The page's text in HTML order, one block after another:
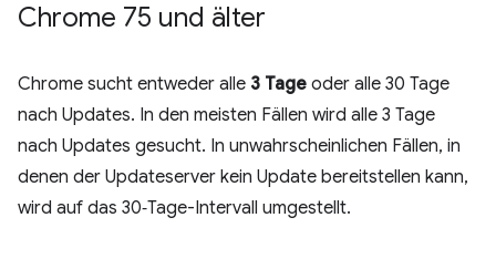
Chrome 75 und älter
Chrome sucht entweder alle 3 Tage oder alle 30 Tage
nach Updates. In den meisten Fällen wird alle 3 Tage
nach Updates gesucht. In unwahrscheinlichen Fällen, in
denen der Updateserver kein Update bereitstellen kann,
wird auf das 30‑Tage-Intervall umgestellt.